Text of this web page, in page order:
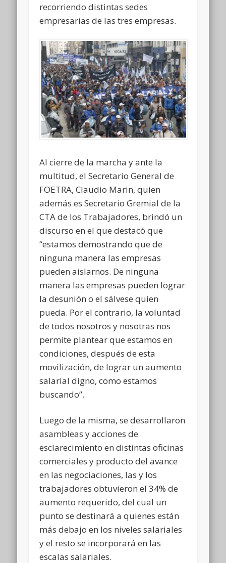
recorriendo distintas sedes
empresarias de las tres empresas.
Al cierre de la marcha y ante la
multitud, el Secretario General de
FOETRA, Claudio Marin, quien
además es Secretario Gremial de la
CTA de los Trabajadores, brindó un
discurso en el que destacó que
“estamos demostrando que de
ninguna manera las empresas
pueden aislarnos. De ninguna
manera las empresas pueden lograr
la desunión o el sálvese quien
pueda. Por el contrario, la voluntad
de todos nosotros y nosotras nos
permite plantear que estamos en
condiciones, después de esta
movilización, de lograr un aumento
salarial digno, como estamos
buscando”.
Luego de la misma, se desarrollaron
asambleas y acciones de
esclarecimiento en distintas oficinas
comerciales y producto del avance
en las negociaciones, las y los
trabajadores obtuvieron el 34% de
aumento requerido, del cual un
punto se destinará a quienes están
más debajo en los niveles salariales
y el resto se incorporará en las
escalas salariales.